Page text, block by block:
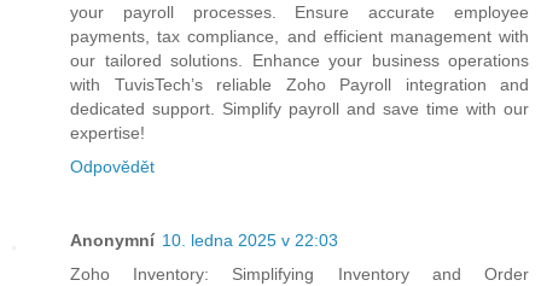
your payroll processes. Ensure accurate employee
payments, tax compliance, and efficient management with
our tailored solutions. Enhance your business operations
with TuvisTech’s reliable Zoho Payroll integration and
dedicated support. Simplify payroll and save time with our
expertise!
Odpovědět
Anonymní 10. ledna 2025 v 22:03
Zoho Inventory: Simplifying Inventory and Order